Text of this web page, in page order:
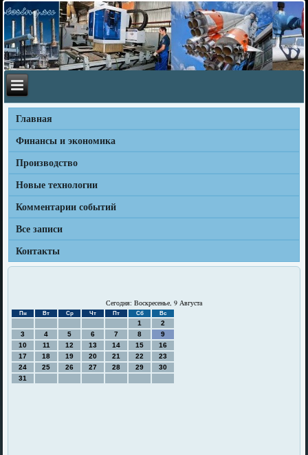
Главная
Финансы и экономика
Производство
Новые технологии
Комментарии событий
Все записи
Контакты
Сегодня: Воскресенье, 9 Августа
Пн Вт Ср Чт Пт Сб Вс
1
2
3
4 5 6 7 8
9
10
11 12 13 14 15
16
17
18 19 20 21 22
23
24
25 26 27 28 29
30
31